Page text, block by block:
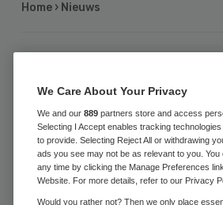
Home › Nieuws
kliniek
We Care About Your Privacy
We and our 889 partners store and access
Selecting I Accept enables tracking
to provide. Selecting Reject All or withdrawing
ads you see may not be as relevant to you.
any time by clicking the Manage Preferences
Website. For more details, refer to our Privacy
Would you rather not? Then we only place